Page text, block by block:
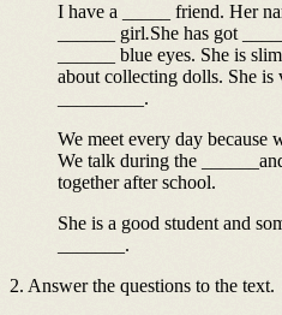
I have a _____ friend. Her
______ girl.She has got
blue eyes. She is
about collecting dolls. She
_________.
We meet every day because
We talk during the
together after school.
She is a good student and
_______.
2. Answer the questions to the text.